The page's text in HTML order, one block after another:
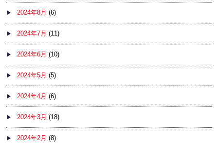
2024年8月 (6)
2024年7月 (11)
2024年6月 (10)
2024年5月 (5)
2024年4月 (6)
2024年3月 (18)
2024年2月 (8)